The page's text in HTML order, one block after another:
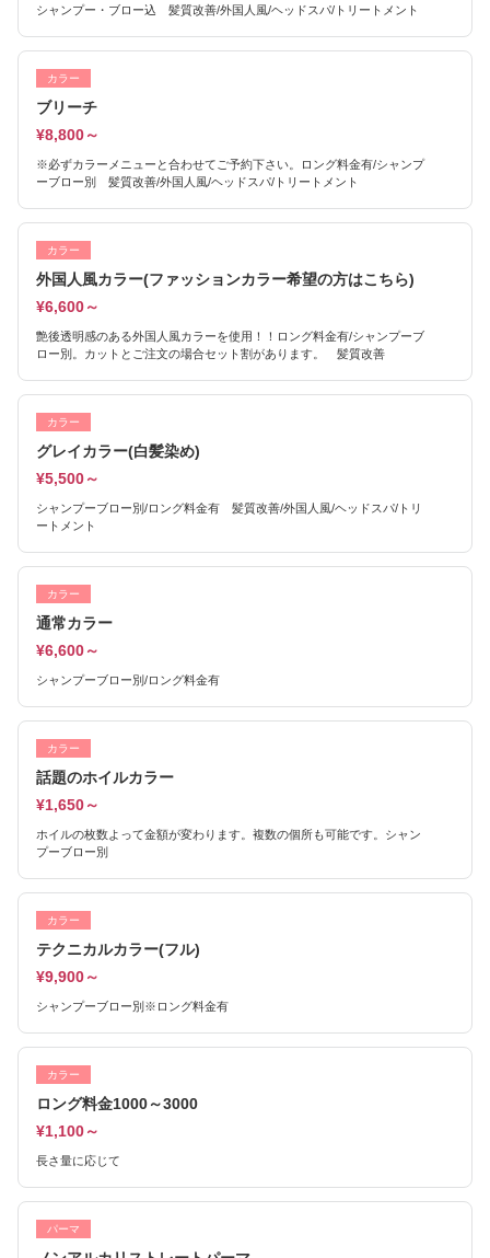
シャンプー・ブロー込 髪質改善/外国人風/ヘッドスパ/トリートメント
カラー
ブリーチ
¥8,800～
※必ずカラーメニューと合わせてご予約下さい。ロング料金有/シャンプ
ーブロー別 髪質改善/外国人風/ヘッドスパ/トリートメント
カラー
外国人風カラー(ファッションカラー希望の方はこちら)
¥6,600～
艶後透明感のある外国人風カラーを使用！！ロング料金有/シャンプーブ
ロー別。カットとご注文の場合セット割があります。 髪質改善
カラー
グレイカラー(白髪染め)
¥5,500～
シャンプーブロー別/ロング料金有 髪質改善/外国人風/ヘッドスパ/トリ
ートメント
カラー
通常カラー
¥6,600～
シャンプーブロー別/ロング料金有
カラー
話題のホイルカラー
¥1,650～
ホイルの枚数よって金額が変わります。複数の個所も可能です。シャン
プーブロー別
カラー
テクニカルカラー(フル)
¥9,900～
シャンプーブロー別※ロング料金有
カラー
ロング料金1000～3000
¥1,100～
長さ量に応じて
パーマ